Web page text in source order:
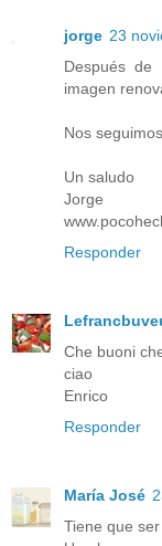
jorge 23
Después de
imagen
Nos
Un saludo
Jorge
Responder
Che buoni
ciao
Enrico
Responder
María José
Tiene que